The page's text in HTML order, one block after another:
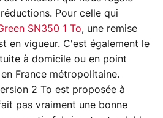
Pour celle qui
SN350 1 To, une remise
en vigueur. C'est également le
à domicile ou en point
France métropolitaine.
2 To est proposée à
pas vraiment une bonne